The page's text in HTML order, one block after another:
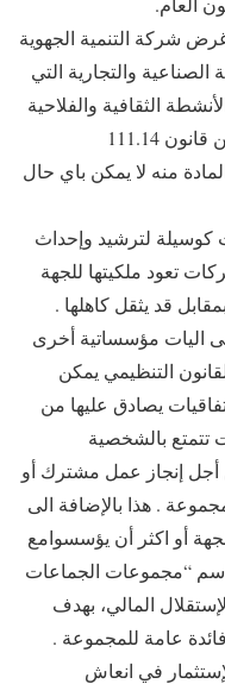
شركة التنمية الجهوية
والتجارية التي
الثقافية والفلاحية
التي تختص بها أيضا بصريح المادة 82 من قانون 111.14
منه لا يمكن باي حال
كوسيلة لترشيد وإحداث
تعود ملكيتها للجهة
قد يثقل كاهلها .
اليات مؤسساتية أخرى
التنظيمي يمكن
يصادق عليها من
تتمتع بالشخصية
أجل إنجاز عمل مشترك أو
. هذا بالإضافة الى
أو اكثر أن يؤسسوامع
اسم “مجموعات الجماعات
المالي، بهدف
عامة للمجموعة .
في انعاش